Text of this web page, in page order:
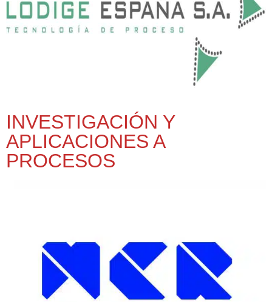
INVESTIGACIÓN Y
APLICACIONES A
PROCESOS